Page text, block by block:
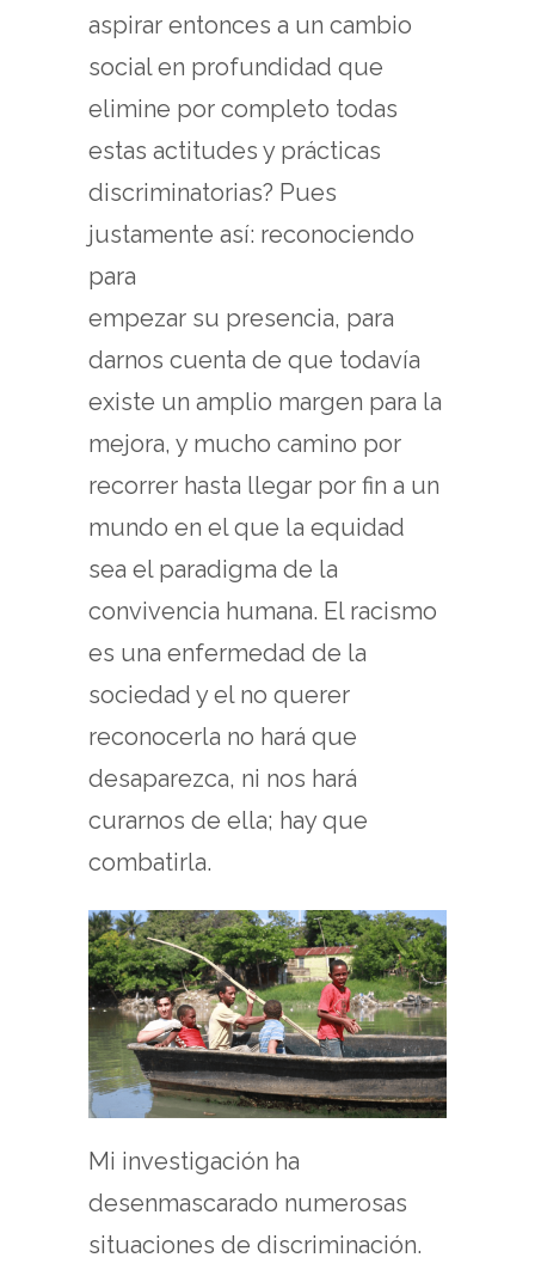
aspirar entonces a un cambio
social en profundidad que
elimine por completo todas
estas actitudes y prácticas
discriminatorias? Pues
justamente así: reconociendo
para
empezar su presencia, para
darnos cuenta de que todavía
existe un amplio margen para la
mejora, y mucho camino por
recorrer hasta llegar por fin a un
mundo en el que la equidad
sea el paradigma de la
convivencia humana. El racismo
es una enfermedad de la
sociedad y el no querer
reconocerla no hará que
desaparezca, ni nos hará
curarnos de ella; hay que
combatirla.
Mi investigación ha
desenmascarado numerosas
situaciones de discriminación.